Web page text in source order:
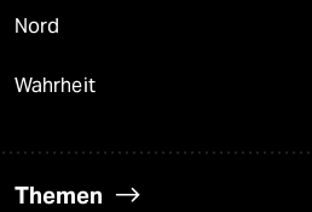
Nord
Wahrheit
Themen